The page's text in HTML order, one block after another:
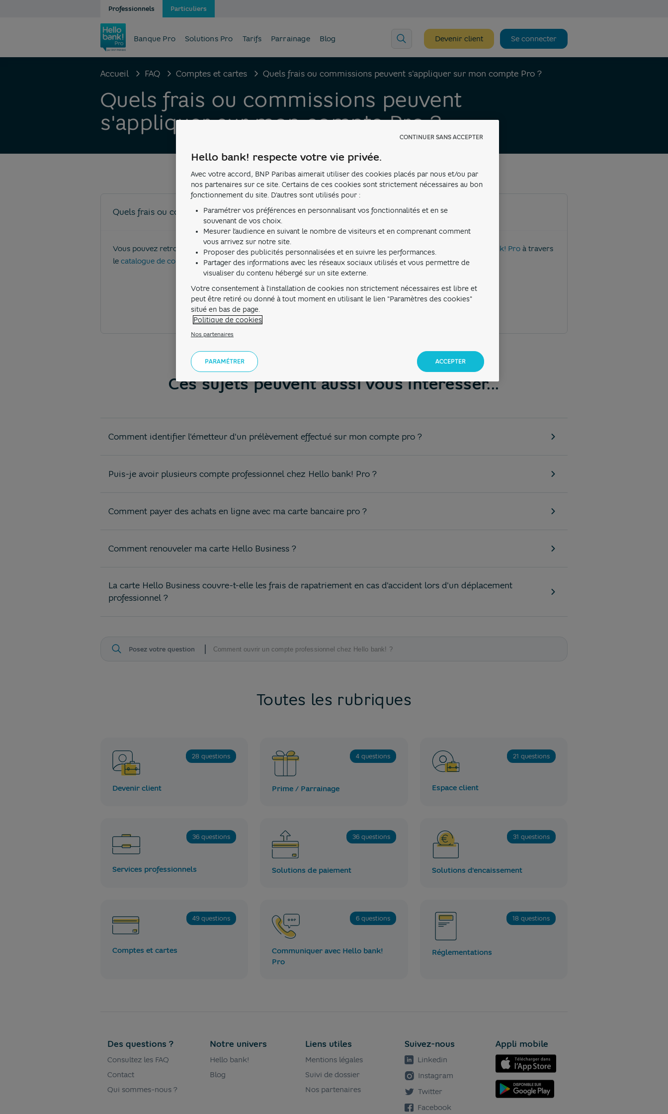
Professionnels Particuliers
Banque Pro Solutions Pro Tarifs Parrainage Blog Devenir client Se connecter
Accueil FAQ Comptes et cartes Quels frais ou commissions peuvent s'appliquer sur mon compte Pro ?
Quels frais ou commissions peuvent
s'appliquer sur mon compte Pro ?
Quels frais ou commissions peuvent s'appliquer sur mon compte Pro ?
Vous pouvez retrouver le détail des frais et commissions adossés à la détention d'uncompte bancaire Hello bank! Pro à travers
le catalogue de conditions tarifaires.
Cela m'a aidé Cela ne m'a pas aidé
Ces sujets peuvent aussi vous intéresser...
Comment identifier l'émetteur d'un prélèvement effectué sur mon compte pro ?
Puis-je avoir plusieurs compte professionnel chez Hello bank! Pro ?
Comment payer des achats en ligne avec ma carte bancaire pro ?
Comment renouveler ma carte Hello Business ?
La carte Hello Business couvre-t-elle les frais de rapatriement en cas d'accident lors d'un déplacement
professionnel ?
Posez votre question
Toutes les rubriques
28 questions
Devenir client
4 questions
Prime / Parrainage
21 questions
Espace client
36 questions
Services professionnels
36 questions
Solutions de paiement
31 questions
Solutions d'encaissement
49 questions
Comptes et cartes
6 questions
Communiquer avec Hello bank!
Pro
18 questions
Réglementations
Des questions ?
Consultez les FAQ
Contact
Qui sommes-nous ?
Notre univers
Hello bank!
Blog
Liens utiles
Mentions légales
Suivi de dossier
Nos partenaires
Suivez-nous
Linkedin
Instagram
Twitter
Facebook
Appli mobile
Hello bank! respecte votre vie privée.
Avec votre accord, BNP Paribas aimerait utiliser des cookies placés par nous et/ou par
nos partenaires sur ce site. Certains de ces cookies sont strictement nécessaires au bon
fonctionnement du site. D'autres sont utilisés pour :
Paramétrer vos préférences en personnalisant vos fonctionnalités et en se
souvenant de vos choix.
Mesurer l’audience en suivant le nombre de visiteurs et en comprenant comment
vous arrivez sur notre site.
Proposer des publicités personnalisées et en suivre les performances.
Partager des informations avec les réseaux sociaux utilisés et vous permettre de
visualiser du contenu hébergé sur un site externe.
Votre consentement à l'installation de cookies non strictement nécessaires est libre et
peut être retiré ou donné à tout moment en utilisant le lien "Paramètres des cookies"
situé en bas de page.
Politique de cookies
Nos partenaires
PARAMÉTRER
CONTINUER SANS ACCEPTER
ACCEPTER